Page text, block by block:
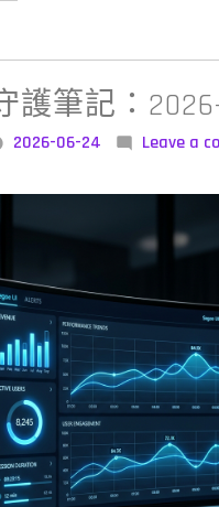
護筆記：
2026-06-24 Leave a